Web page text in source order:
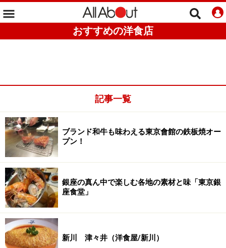
おすすめの洋食店
記事一覧
ブランド和牛も味わえる東京會館の鉄板焼オー
プン！
銀座の真ん中で楽しむ各地の素材と味「東京銀
座食堂」
新川 津々井（洋食屋/新川）